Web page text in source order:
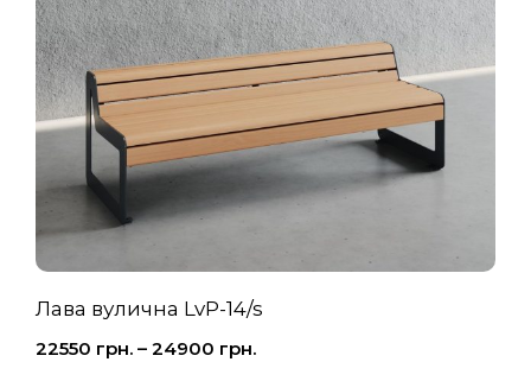
Лава вулична LvP-14/s
22550 грн. – 24900 грн.